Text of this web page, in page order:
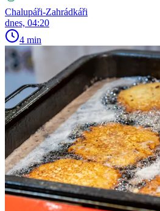
Chalupáři-Zahrádkáři
dnes, 04:20
4 min